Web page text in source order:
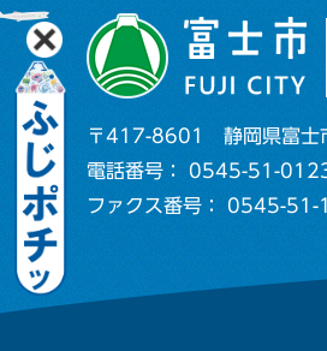
〒417-8601 静岡県富
電話番号： 0545-51-
ファクス番号： 0545-